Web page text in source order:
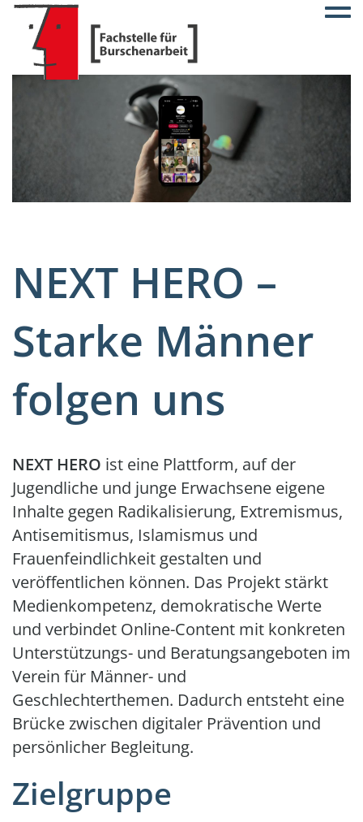
NEXT HERO –
Starke Männer
folgen uns
NEXT HERO ist eine Plattform, auf der
Jugendliche und junge Erwachsene eigene
Inhalte gegen Radikalisierung, Extremismus,
Antisemitismus, Islamismus und
Frauenfeindlichkeit gestalten und
veröffentlichen können. Das Projekt stärkt
Medienkompetenz, demokratische Werte
und verbindet Online-Content mit konkreten
Unterstützungs- und Beratungsangeboten im
Verein für Männer- und
Geschlechterthemen. Dadurch entsteht eine
Brücke zwischen digitaler Prävention und
persönlicher Begleitung.
Zielgruppe